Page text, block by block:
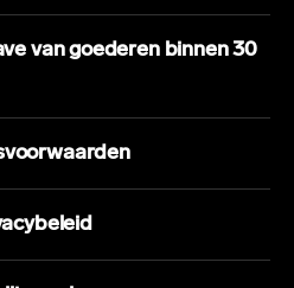
van goederen binnen 30